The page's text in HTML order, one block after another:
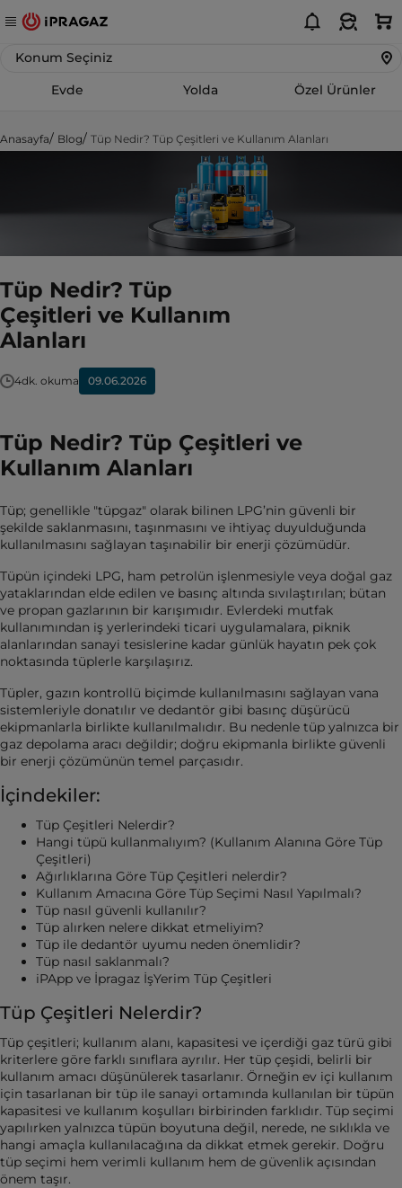
Evde Yolda Özel Ürünler
Konum Seçiniz
Anasayfa Blog Tüp Nedir? Tüp Çeşitleri ve Kullanım Alanları
Tüp Nedir? Tüp
Çeşitleri ve Kullanım
Alanları
4dk. okuma 09.06.2026
Tüp Nedir? Tüp Çeşitleri ve
Kullanım Alanları
Tüp; genellikle "tüpgaz" olarak bilinen LPG’nin güvenli bir
şekilde saklanmasını, taşınmasını ve ihtiyaç duyulduğunda
kullanılmasını sağlayan taşınabilir bir enerji çözümüdür.
Tüpün içindeki LPG, ham petrolün işlenmesiyle veya doğal gaz
yataklarından elde edilen ve basınç altında sıvılaştırılan; bütan
ve propan gazlarının bir karışımıdır. Evlerdeki mutfak
kullanımından iş yerlerindeki ticari uygulamalara, piknik
alanlarından sanayi tesislerine kadar günlük hayatın pek çok
noktasında tüplerle karşılaşırız.
Tüpler, gazın kontrollü biçimde kullanılmasını sağlayan vana
sistemleriyle donatılır ve dedantör gibi basınç düşürücü
ekipmanlarla birlikte kullanılmalıdır. Bu nedenle tüp yalnızca bir
gaz depolama aracı değildir; doğru ekipmanla birlikte güvenli
bir enerji çözümünün temel parçasıdır.
İçindekiler:
Tüp Çeşitleri Nelerdir?
Hangi tüpü kullanmalıyım? (Kullanım Alanına Göre Tüp
Çeşitleri)
Ağırlıklarına Göre Tüp Çeşitleri nelerdir?
Kullanım Amacına Göre Tüp Seçimi Nasıl Yapılmalı?
Tüp nasıl güvenli kullanılır?
Tüp alırken nelere dikkat etmeliyim?
Tüp ile dedantör uyumu neden önemlidir?
Tüp nasıl saklanmalı?
iPApp ve İpragaz İşYerim Tüp Çeşitleri
Tüp Çeşitleri Nelerdir?
Tüp çeşitleri; kullanım alanı, kapasitesi ve içerdiği gaz türü gibi
kriterlere göre farklı sınıflara ayrılır. Her tüp çeşidi, belirli bir
kullanım amacı düşünülerek tasarlanır. Örneğin ev içi kullanım
için tasarlanan bir tüp ile sanayi ortamında kullanılan bir tüpün
kapasitesi ve kullanım koşulları birbirinden farklıdır. Tüp seçimi
yapılırken yalnızca tüpün boyutuna değil, nerede, ne sıklıkla ve
hangi amaçla kullanılacağına da dikkat etmek gerekir. Doğru
tüp seçimi hem verimli kullanım hem de güvenlik açısından
önem taşır.